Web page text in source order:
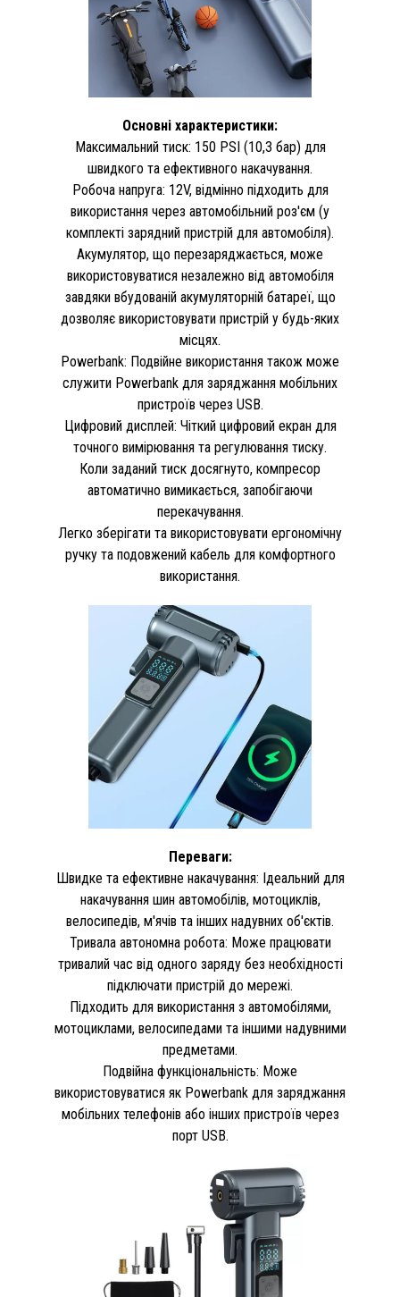
Основні характеристики:
Максимальний тиск: 150 PSI (10,3 бар) для
швидкого та ефективного накачування.
Робоча напруга: 12V, відмінно підходить для
використання через автомобільний роз'єм (у
комплекті зарядний пристрій для автомобіля).
Акумулятор, що перезаряджається, може
використовуватися незалежно від автомобіля
завдяки вбудованій акумуляторній батареї, що
дозволяє використовувати пристрій у будь-яких
місцях.
Powerbank: Подвійне використання також може
служити Powerbank для заряджання мобільних
пристроїв через USB.
Цифровий дисплей: Чіткий цифровий екран для
точного вимірювання та регулювання тиску.
Коли заданий тиск досягнуто, компресор
автоматично вимикається, запобігаючи
перекачування.
Легко зберігати та використовувати ергономічну
ручку та подовжений кабель для комфортного
використання.
Переваги:
Швидке та ефективне накачування: Ідеальний для
накачування шин автомобілів, мотоциклів,
велосипедів, м'ячів та інших надувних об'єктів.
Тривала автономна робота: Може працювати
тривалий час від одного заряду без необхідності
підключати пристрій до мережі.
Підходить для використання з автомобілями,
мотоциклами, велосипедами та іншими надувними
предметами.
Подвійна функціональність: Може
використовуватися як Powerbank для заряджання
мобільних телефонів або інших пристроїв через
порт USB.